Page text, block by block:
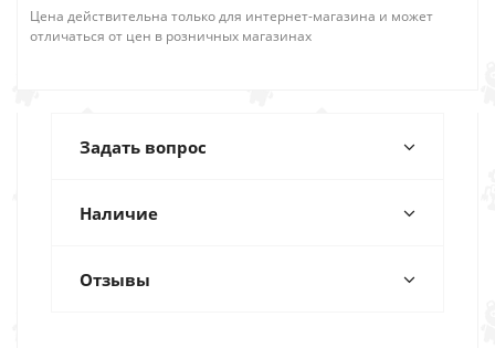
Цена действительна только для интернет-магазина и может
отличаться от цен в розничных магазинах
Задать вопрос
Наличие
Отзывы